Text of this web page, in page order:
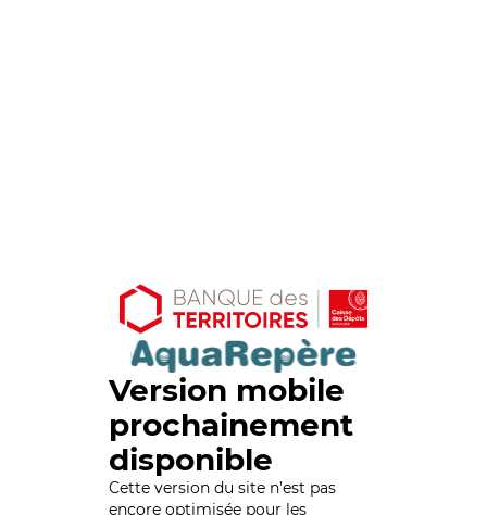
Version mobile
prochainement
disponible
Cette version du site n’est pas
encore optimisée pour les